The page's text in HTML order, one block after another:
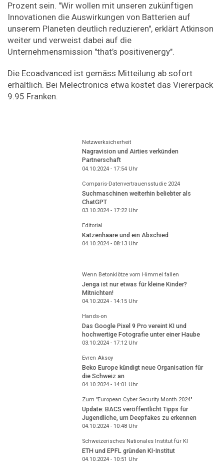
Prozent sein. "Wir wollen mit unseren zukünftigen
Innovationen die Auswirkungen von Batterien auf
unserem Planeten deutlich reduzieren", erklärt Atkinson
weiter und verweist dabei auf die
Unternehmensmission "that’s positivenergy".
Die Ecoadvanced ist gemäss Mitteilung ab sofort
erhältlich. Bei Melectronics etwa kostet das Viererpack
9.95 Franken.
Netzwerksicherheit
Nagravision und Airties verkünden
Partnerschaft
04.10.2024 - 17:54Uhr
Comparis-Datenvertrauensstudie 2024
Suchmaschinen weiterhin beliebter als
ChatGPT
03.10.2024 - 17:22Uhr
Editorial
Katzenhaare und ein Abschied
04.10.2024 - 08:13Uhr
Wenn Betonklötze vom Himmel fallen
Jenga ist nur etwas für kleine Kinder?
Mitnichten!
04.10.2024 - 14:15Uhr
Hands-on
Das Google Pixel 9 Pro vereint KI und
hochwertige Fotografie unter einer Haube
03.10.2024 - 17:12Uhr
Evren Aksoy
Beko Europe kündigt neue Organisation für
die Schweiz an
04.10.2024 - 14:01 Uhr
Zum "European Cyber Security Month 2024"
Update: BACS veröffentlicht Tipps für
Jugendliche, um Deepfakes zu erkennen
04.10.2024 - 10:48Uhr
Schweizerisches Nationales Institut für KI
ETH und EPFL gründen KI-Institut
04.10.2024 - 10:51 Uhr